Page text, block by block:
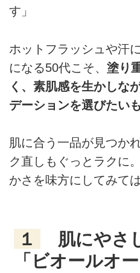
す」
ホットフラッシュや汗
になる50代こそ、 塗り
く、素肌感を生かしな
デーションを選びたいも
肌に合う一品が見つか
ク直しもぐっとラクに
かさを味方にしてみて
１
肌にやさ
「ビオールオ